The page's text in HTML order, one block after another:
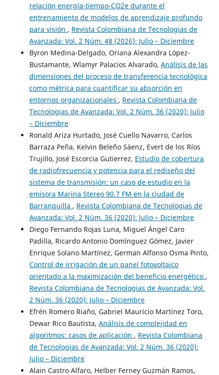
relación energía-tiempo-CO2e durante el
entrenamiento de modelos de aprendizaje profundo
para visión , Revista Colombiana de Tecnologias de
Avanzada: Vol. 2 Núm. 48 (2026): Julio – Diciembre
Byron Medina-Delgado, Oriana Alexandra López-
Bustamante, Wlamyr Palacios Alvarado, Análisis de las
dimensiones del proceso de transferencia tecnológica
como métrica para cuantificar su absorción en
entornos organizacionales , Revista Colombiana de
Tecnologias de Avanzada: Vol. 2 Núm. 36 (2020): Julio
– Diciembre
Ronald Ariza Hurtado, José Cuello Navarro, Carlos
Barraza Peña, Kelvin Beleño Sáenz, Evert de los Ríos
Trujillo, José Escorcia Gutierrez, Estudio de cobertura
de radiofrecuencia y potencia para el rediseño del
sistema de transmisión: un caso de estudio en la
emisora Marina Stereo 90.7 FM en la ciudad de
Barranquilla , Revista Colombiana de Tecnologias de
Avanzada: Vol. 2 Núm. 36 (2020): Julio – Diciembre
Diego Fernando Rojas Luna, Miguel Ángel Caro
Padilla, Ricardo Antonio Domínguez Gómez, Javier
Enrique Solano Martínez, German Alfonso Osma Pinto,
Control de irrigación de un panel fotovoltaico
orientado a la maximización del beneficio energético ,
Revista Colombiana de Tecnologias de Avanzada: Vol.
2 Núm. 36 (2020): Julio – Diciembre
Efrén Romero Riaño, Gabriel Mauricio Martínez Toro,
Dewar Rico Bautista, Análisis de complejidad en
algoritmos: casos de aplicación , Revista Colombiana
de Tecnologias de Avanzada: Vol. 2 Núm. 36 (2020):
Julio – Diciembre
Alain Castro Alfaro, Helber Ferney Guzmán Ramos,